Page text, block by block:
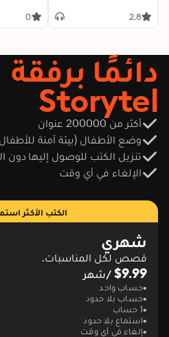
2.8
results!
on test
day."
0
دائمًا برفقة
Storytel
أكثر من 200000 عنوان
وضع الأطفال (بيئة آمنة
تنزيل الكتب للوصول إليها دون
الإلغاء في أي وقت
الكتب الأكثر
شهري
قصص لكل المناسبات.
$9.99 /شهر
حساب واحد
حساب بلا حدود
1 حساب
استماع بلا حدود
إلغاء في أي وقت